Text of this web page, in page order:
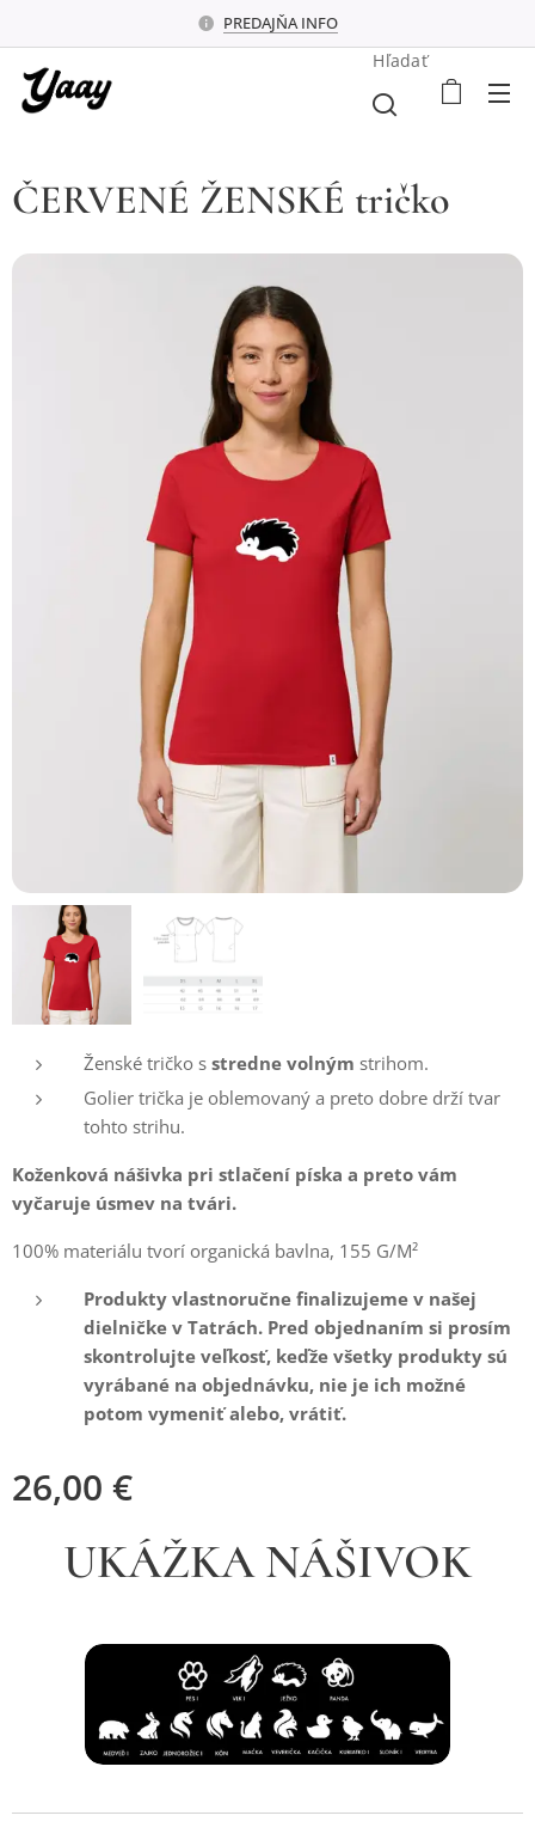
PREDAJŇA INFO
Hľadať
ČERVENÉ ŽENSKÉ tričko
Ženské tričko s stredne volným strihom.
Golier trička je oblemovaný a preto dobre drží tvar
tohto strihu.
Koženková nášivka pri stlačení píska a preto vám
vyčaruje úsmev na tvári.
100% materiálu tvorí organická bavlna, 155 G/M²
Produkty vlastnoručne finalizujeme v našej
dielničke v Tatrách. Pred objednaním si prosím
skontrolujte veľkosť, keďže všetky produkty sú
vyrábané na objednávku, nie je ich možné
potom vymeniť alebo, vrátiť.
26,00 €
UKÁŽKA NÁŠIVOK